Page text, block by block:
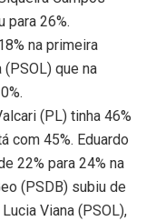
para 26%.
na primeira
(PSOL) que na
(PL) tinha 46%
com 45%. Eduardo
22% para 24% na
(PSDB) subiu de
Viana (PSOL),